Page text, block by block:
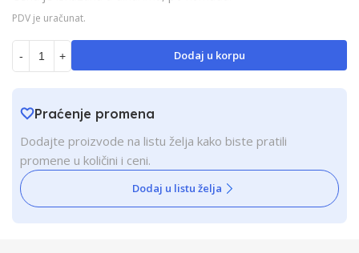
PDV je uračunat.
- + Dodaj u korpu
Praćenje promena
Dodajte proizvode na listu želja kako biste pratili
promene u količini i ceni.
Dodaj u listu želja